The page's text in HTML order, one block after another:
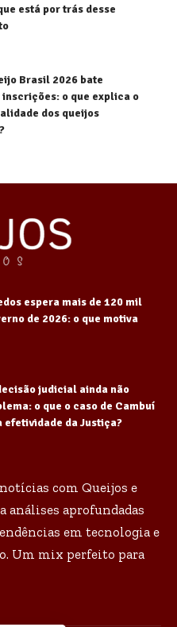
está por trás desse
Brasil 2026 bate
o que explica o
dos queijos
espera mais de 120 mil
de 2026: o que motiva
judicial ainda não
o que o caso de Cambuí
efetividade da Justiça?
com Queijos e
análises aprofundadas
em tecnologia e
Um mix perfeito para